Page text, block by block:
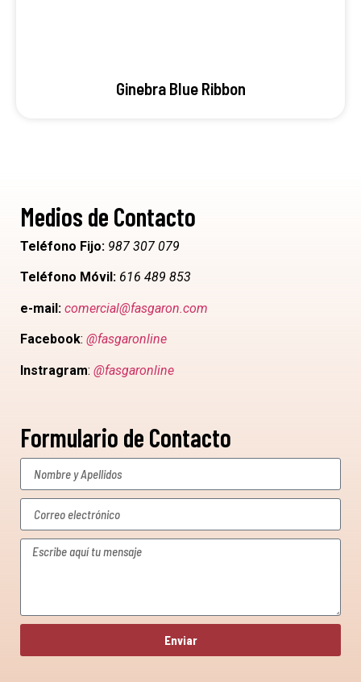
Ginebra Blue Ribbon
Medios de Contacto
Teléfono Fijo: 987 307 079
Teléfono Móvil: 616 489 853
e-mail: comercial@fasgaron.com
Facebook: @fasgaronline
Instragram: @fasgaronline
Enviar
Formulario de Contacto